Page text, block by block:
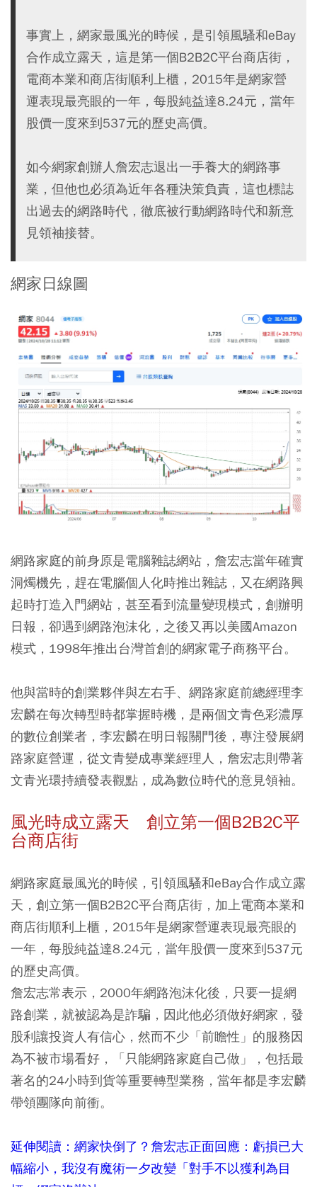
事實上，網家最風光的時候，是引領風騷和eBay
合作成立露天，這是第一個B2B2C平台商店街，
電商本業和商店街順利上櫃，2015年是網家營
運表現最亮眼的一年，每股純益達8.24元，當年
股價一度來到537元的歷史高價。
如今網家創辦人詹宏志退出一手養大的網路事
業，但他也必須為近年各種決策負責，這也標誌
出過去的網路時代，徹底被行動網路時代和新意
見領袖接替。
網家日線圖
網路家庭的前身原是電腦雜誌網站，詹宏志當年確實
洞燭機先，趕在電腦個人化時推出雜誌，又在網路興
起時打造入門網站，甚至看到流量變現模式，創辦明
日報，卻遇到網路泡沫化，之後又再以美國Amazon
模式，1998年推出台灣首創的網家電子商務平台。
他與當時的創業夥伴與左右手、網路家庭前總經理李
宏麟在每次轉型時都掌握時機，是兩個文青色彩濃厚
的數位創業者，李宏麟在明日報關門後，專注發展網
路家庭營運，從文青變成專業經理人，詹宏志則帶著
文青光環持續發表觀點，成為數位時代的意見領袖。
風光時成立露天 創立第一個B2B2C平
台商店街
網路家庭最風光的時候，引領風騷和eBay合作成立露
天，創立第一個B2B2C平台商店街，加上電商本業和
商店街順利上櫃，2015年是網家營運表現最亮眼的
一年，每股純益達8.24元，當年股價一度來到537元
的歷史高價。
詹宏志常表示，2000年網路泡沫化後，只要一提網
路創業，就被認為是詐騙，因此他必須做好網家，發
股利讓投資人有信心，然而不少「前瞻性」的服務因
為不被市場看好，「只能網路家庭自己做」，包括最
著名的24小時到貨等重要轉型業務，當年都是李宏麟
帶領團隊向前衝。
延伸閱讀：網家快倒了？詹宏志正面回應：虧損已大
幅縮小，我沒有魔術一夕改變「對手不以獲利為目